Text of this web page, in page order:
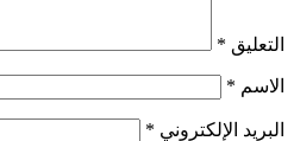
التعليق *
الاسم *
البريد الإلكتروني *